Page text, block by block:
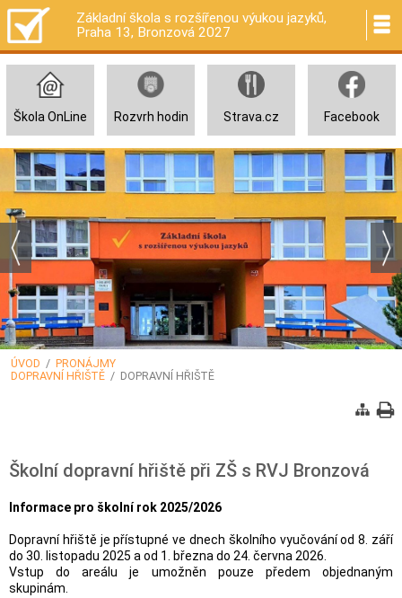
Škola OnLine Rozvrh hodin Strava.cz Facebook
Základní škola s rozšířenou výukou jazyků,
Praha 13, Bronzová 2027
ÚVOD / PRONÁJMY
DOPRAVNÍ HŘIŠTĚ / DOPRAVNÍ HŘIŠTĚ
Školní dopravní hřiště při ZŠ s RVJ Bronzová
Informace pro školní rok 2025/2026
Dopravní hřiště je přístupné ve dnech školního vyučování od 8. září
do 30. listopadu 2025 a od 1. března do 24. června 2026.
Vstup do areálu je umožněn pouze předem objednaným
skupinám.